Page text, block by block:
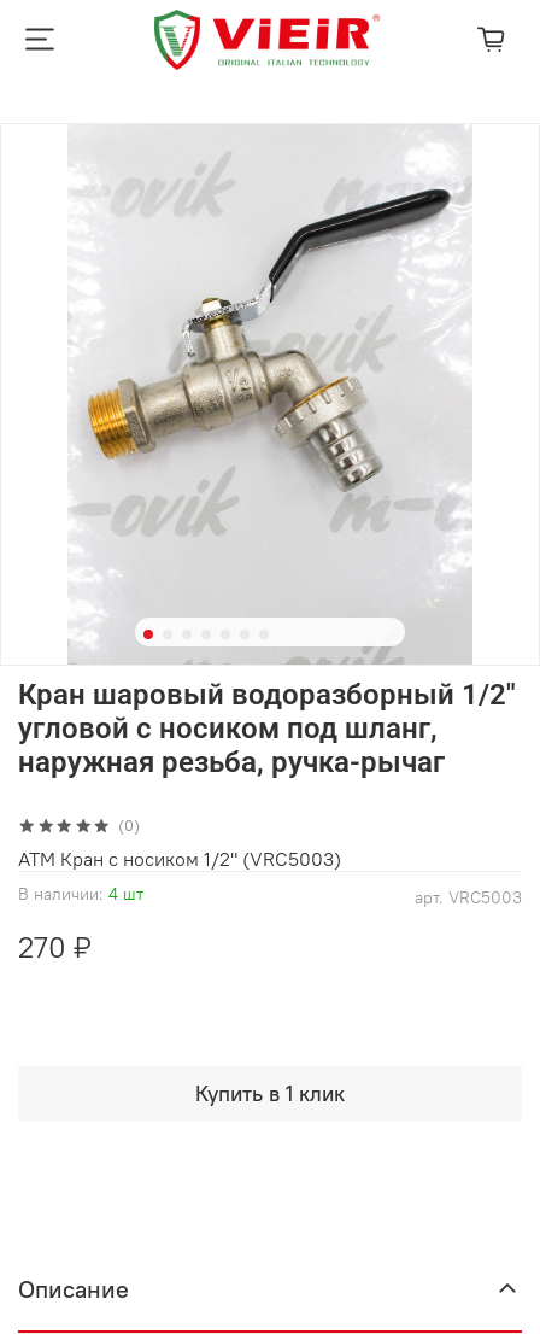
(0)
арт. VRC5003
В наличии: 4 шт
Кран шаровый водоразборный 1/2"
угловой с носиком под шланг,
наружная резьба, ручка-рычаг
270 ₽
Купить в 1 клик
ATM Кран с носиком 1/2" (VRC5003)
Описание